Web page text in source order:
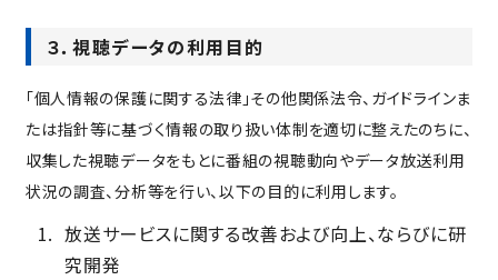
３．視聴データの利用目的
「個人情報の保護に関する法律」その他関係法令、ガイドラインま
たは指針等に基づく情報の取り扱い体制を適切に整えたのちに、
収集した視聴データをもとに番組の視聴動向やデータ放送利用
状況の調査、分析等を行い、以下の目的に利用します。
放送サービスに関する改善および向上、ならびに研
究開発